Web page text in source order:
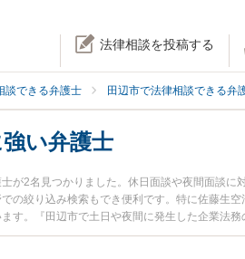
法律相談を投稿する
談できる弁護士 田辺市で法律相談できる弁
い弁護士
が2名見つかりました。休日面談や夜間面談
の絞り込み検索もでき便利です。特に佐藤生
す。『田辺市で土日や夜間に発生した企業法
企業法務を法律相談できる田辺市内の弁護士